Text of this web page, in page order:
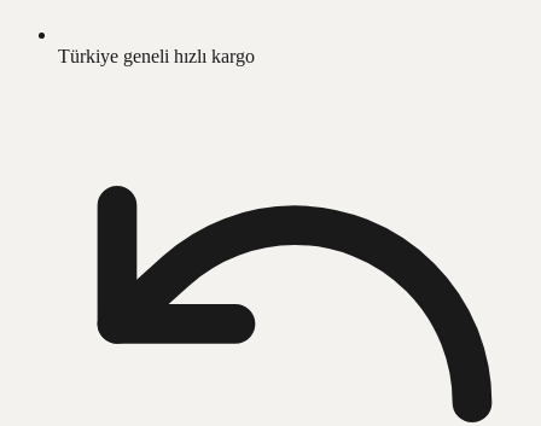
Türkiye geneli hızlı kargo